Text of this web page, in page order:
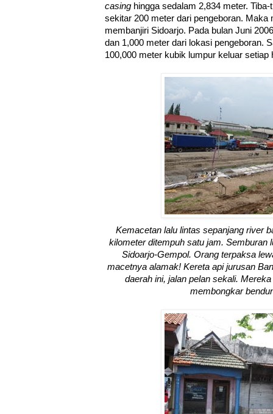
casing hingga sedalam 2,834 meter.
sekitar 200 meter dari pengeboran. Maka
membanjiri Sidoarjo. Pada bulan Juni
dan 1,000 meter dari lokasi pengeboran.
100,000 meter kubik lumpur keluar setiap
Kemacetan lalu lintas sepanjang river
kilometer ditempuh satu jam. Semburan
Sidoarjo-Gempol. Orang terpaksa
macetnya alamak! Kereta api jurusan
daerah ini, jalan pelan sekali.
membongkar